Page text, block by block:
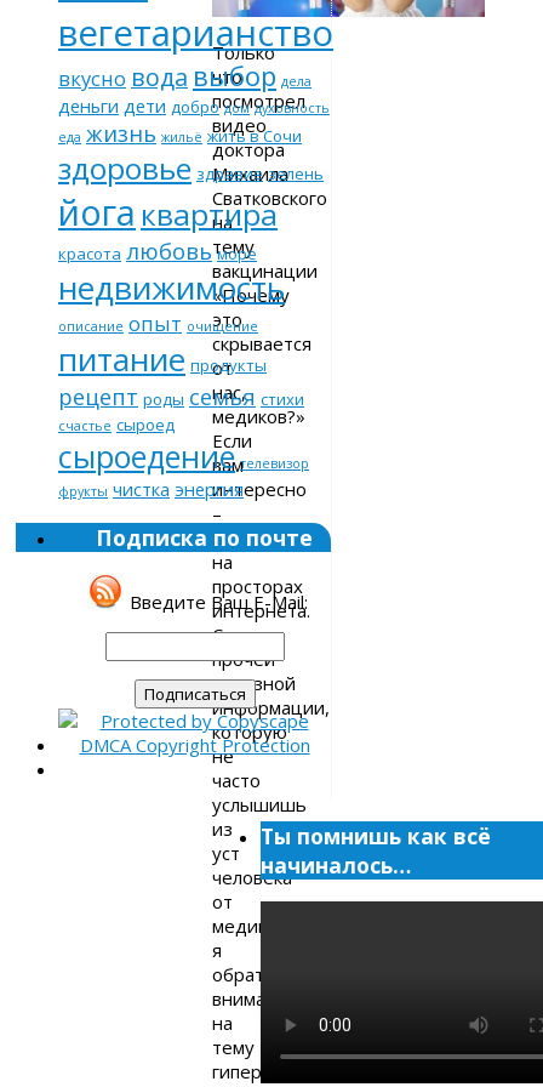
Только
что
посмотрел
видео
доктора
Михаила
Сватковского
на
тему
вакцинации
«Почему
это
скрывается
от
нас,
медиков?»
Если
вам
интересно
–
найдете
на
просторах
интернета.
Среди
прочей
полезной
информации,
которую
не
часто
услышишь
из
уст
человека
от
медицины,
я
обратил
внимание
на
тему
гиперактивности
вегетарианство
вкусно вода выбор дела
деньги дети добро дом духовность
еда жизнь жильё жить в Сочи
здоровье здравие зелень
йога квартира
красота любовь море
недвижимость
описание опыт очищение
питание продукты
рецепт роды семья стихи
счастье сыроед
сыроедение телевизор
фрукты чистка энергия
Подписка по почте
Введите Ваш E-Mail:
Ты помнишь как всё
начиналось…